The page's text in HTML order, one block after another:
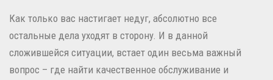
Как только вас настигает недуг, абсолютно все
остальные дела уходят в сторону. И в данной
сложившейся ситуации, встает один весьма важный
вопрос – где найти качественное обслуживание и